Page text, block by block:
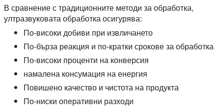
В сравнение с традиционните методи за обработка,
ултразвуковата обработка осигурява:
По-високи добиви при извличането
По-бърза реакция и по-кратки срокове за обработка
По-високи проценти на конверсия
намалена консумация на енергия
Повишено качество и чистота на продукта
По-ниски оперативни разходи